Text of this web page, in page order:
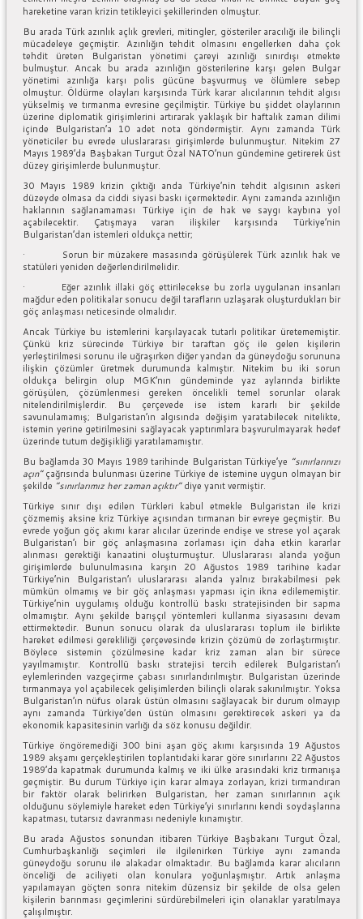
hareketine varan krizin tetikleyici şekillerinden olmuştur.
Bu arada Türk azınlık açlık grevleri, mitingler, gösteriler aracılığı ile bilinçli
mücadeleye geçmiştir. Azınlığın tehdit olmasını engellerken daha çok
tehdit üreten Bulgaristan yönetimi çareyi azınlığı sınırdışı etmekte
bulmuştur. Ancak bu arada azınlığın gösterilerine karşı gelen Bulgar
yönetimi azınlığa karşı polis gücüne başvurmuş ve ölümlere sebep
olmuştur. Öldürme olayları karşısında Türk karar alıcılarının tehdit algısı
yükselmiş ve tırmanma evresine geçilmiştir. Türkiye bu şiddet olaylarının
üzerine diplomatik girişimlerini artırarak yaklaşık bir haftalık zaman dilimi
içinde Bulgaristan’a 10 adet nota göndermiştir. Aynı zamanda Türk
yöneticiler bu evrede uluslararası girişimlerde bulunmuştur. Nitekim 27
Mayıs 1989’da Başbakan Turgut Özal NATO’nun gündemine getirerek üst
düzey girişimlerde bulunmuştur.
30 Mayıs 1989 krizin çıktığı anda Türkiye’nin tehdit algısının askeri
düzeyde olmasa da ciddi siyasi baskı içermektedir. Aynı zamanda azınlığın
haklarının sağlanamaması Türkiye için de hak ve saygı kaybına yol
açabilecektir. Çatışmaya varan ilişkiler karşısında Türkiye’nin
Bulgaristan’dan istemleri oldukça nettir;
· Sorun bir müzakere masasında görüşülerek Türk azınlık hak ve
statüleri yeniden değerlendirilmelidir.
· Eğer azınlık illaki göç ettirilecekse bu zorla uygulanan insanları
mağdur eden politikalar sonucu değil tarafların uzlaşarak oluşturdukları bir
göç anlaşması neticesinde olmalıdır.
Ancak Türkiye bu istemlerini karşılayacak tutarlı politikar üretememiştir.
Çünkü kriz sürecinde Türkiye bir taraftan göç ile gelen kişilerin
yerleştirilmesi sorunu ile uğraşırken diğer yandan da güneydoğu sorununa
ilişkin çözümler üretmek durumunda kalmıştır. Nitekim bu iki sorun
oldukça belirgin olup MGK’nın gündeminde yaz aylarında birlikte
görüşülen, çözümlenmesi gereken öncelikli temel sorunlar olarak
nitelendirilmişlerdir. Bu çerçevede ise istem kararlı bir şekilde
savunulamamış; Bulgaristan’ın algısında değişim yaratabilecek nitelikte,
istemin yerine getirilmesini sağlayacak yaptırımlara başvurulmayarak hedef
üzerinde tutum değişikliği yaratılamamıştır.
Bu bağlamda 30 Mayıs 1989 tarihinde Bulgaristan Türkiye’ye “sınırlarınızı
açın”çağrısında bulunması üzerine Türkiye de istemine uygun olmayan bir
şekilde “sınırlarımız her zaman açıktır”diye yanıt vermiştir.
Türkiye sınır dışı edilen Türkleri kabul etmekle Bulgaristan ile krizi
çözmemiş aksine kriz Türkiye açısından tırmanan bir evreye geçmiştir. Bu
evrede yoğun göç akımı karar alıcılar üzerinde endişe ve strese yol açarak
Bulgaristan’ı bir göç anlaşmasına zorlaması için daha etkin kararlar
alınması gerektiği kanaatini oluşturmuştur. Uluslararası alanda yoğun
girişimlerde bulunulmasına karşın 20 Ağustos 1989 tarihine kadar
Türkiye’nin Bulgaristan’ı uluslararası alanda yalnız bırakabilmesi pek
mümkün olmamış ve bir göç anlaşması yapması için ikna edilememiştir.
Türkiye’nin uygulamış olduğu kontrollü baskı stratejisinden bir sapma
olmamıştır. Aynı şekilde barışçıl yöntemleri kullanma siyasasını devam
ettirmektedir. Bunun sonucu olarak da uluslararası toplum ile birlikte
hareket edilmesi gerekliliği çerçevesinde krizin çözümü de zorlaştırmıştır.
Böylece sistemin çözülmesine kadar kriz zaman alan bir sürece
yayılmamıştır. Kontrollü baskı stratejisi tercih edilerek Bulgaristan’ı
eylemlerinden vazgeçirme çabası sınırlandırılmıştır. Bulgaristan üzerinde
tırmanmaya yol açabilecek gelişimlerden bilinçli olarak sakınılmıştır. Yoksa
Bulgaristan’ın nüfus olarak üstün olmasını sağlayacak bir durum olmayıp
aynı zamanda Türkiye’den üstün olmasını gerektirecek askeri ya da
ekonomik kapasitesinin varlığı da söz konusu değildir.
Türkiye öngöremediği 300 bini aşan göç akımı karşısında 19 Ağustos
1989 akşamı gerçekleştirilen toplantıdaki karar göre sınırlarını 22 Ağustos
1989’da kapatmak durumunda kalmış ve iki ülke arasındaki kriz tırmanışa
geçmiştir. Bu durum Türkiye için karar almaya zorlayan, krizi tırmandıran
bir faktör olarak belirirken Bulgaristan, her zaman sınırlarının açık
olduğunu söylemiyle hareket eden Türkiye’yi sınırlarını kendi soydaşlarına
kapatması, tutarsız davranması nedeniyle kınamıştır.
Bu arada Ağustos sonundan itibaren Türkiye Başbakanı Turgut Özal,
Cumhurbaşkanlığı seçimleri ile ilgilenirken Türkiye aynı zamanda
güneydoğu sorunu ile alakadar olmaktadır. Bu bağlamda karar alıcıların
önceliği de aciliyeti olan konulara yoğunlaşmıştır. Artık anlaşma
yapılamayan göçten sonra nitekim düzensiz bir şekilde de olsa gelen
kişilerin barınması geçimlerini sürdürebilmeleri için olanaklar yaratılmaya
çalışılmıştır.